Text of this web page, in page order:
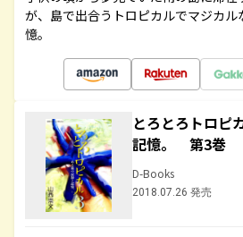
が、島で出合うトロピカルでマジカ
憶。
とろとろトロピ
記憶。 第3巻
D-Books
2018.07.26 発売